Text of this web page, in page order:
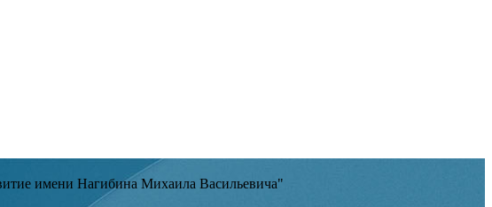
имени Нагибина Михаила Васильевича"